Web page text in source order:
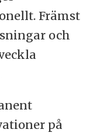
Främst
och
på